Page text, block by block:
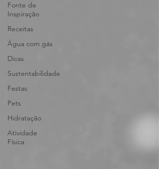
Fonte de
Inspiração
Receitas
Água com gás
Dicas
Sustentabilidade
Festas
Pets
Hidratação
Atividade
Física